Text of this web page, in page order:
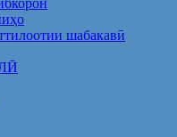
шабакавӣ